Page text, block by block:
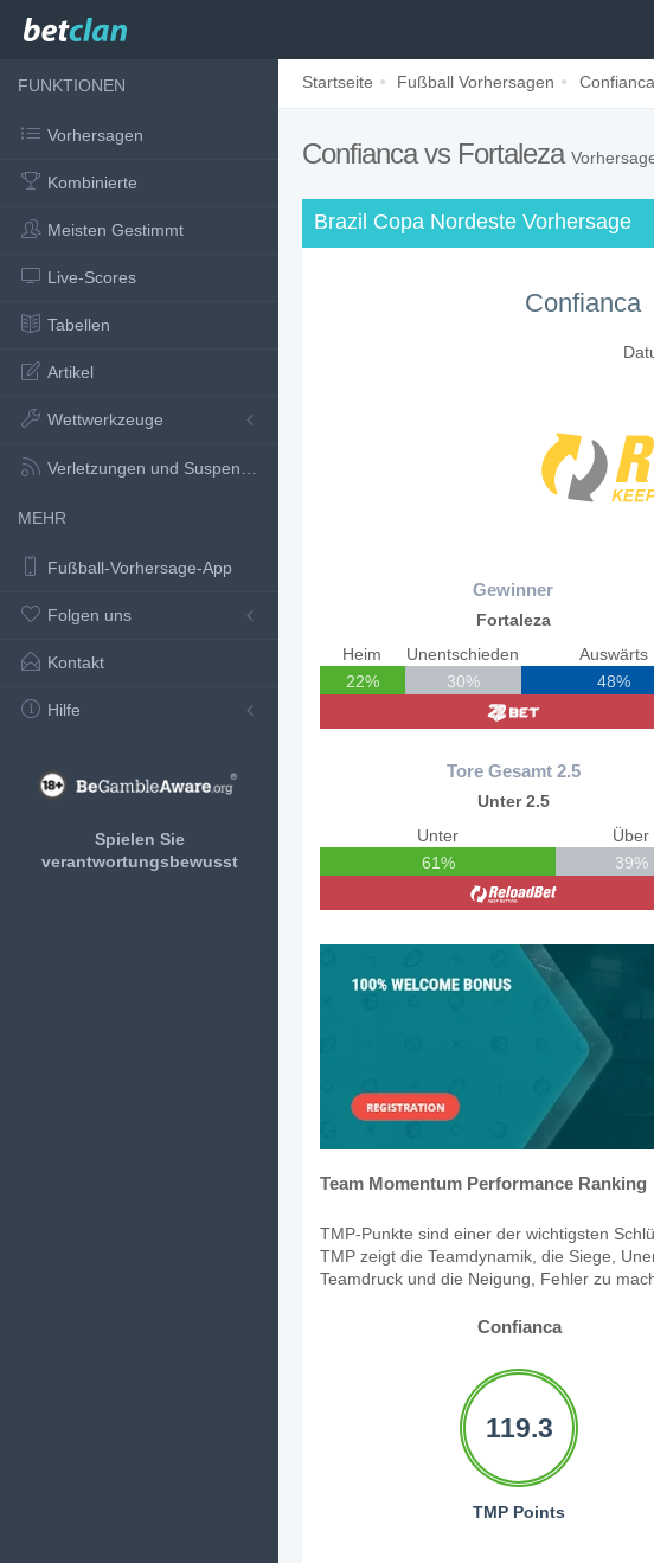
FUNKTIONEN
Vorhersagen
Kombinierte
Meisten Gestimmt
Live-Scores
Tabellen
Artikel
Wettwerkzeuge
Verletzungen und Suspensionen
MEHR
Fußball-Vorhersage-App
Folgen uns
Kontakt
Hilfe
Spielen Sie
verantwortungsbewusst
Startseite Fußball Vorhersagen
Confianca vs Fortaleza
Brazil Copa Nordeste Vorhersage
Confianca
Gewinner
Fortaleza
Heim
22%
Unentschieden
30%
Auswärts
48%
Tore Gesamt 2.5
Unter 2.5
Unter
61%
Über
39%
Team Momentum Performance Ranking
TMP-Punkte sind einer der wichtigsten
TMP zeigt die Teamdynamik, die Siege,
Teamdruck und die Neigung, Fehler zu
Confianca
119.3
TMP Points